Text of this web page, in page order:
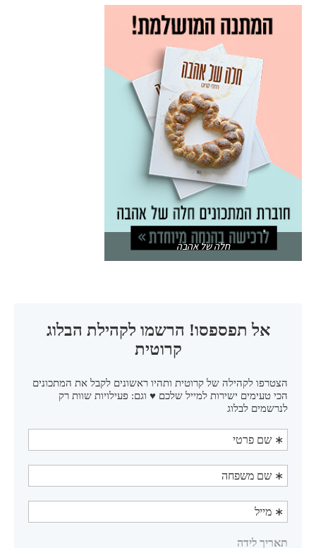
חלה של אהבה